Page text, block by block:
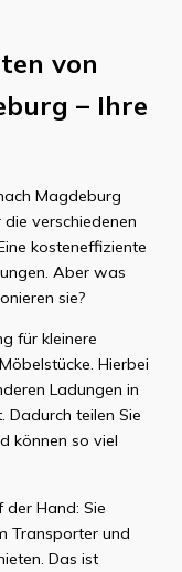
von
– Ihre
Magdeburg
verschiedenen
kosteneffiziente
Aber was
sie?
für kleinere
Hierbei
Ladungen in
teilen Sie
können so viel
der Hand: Sie
Transporter und
Das ist